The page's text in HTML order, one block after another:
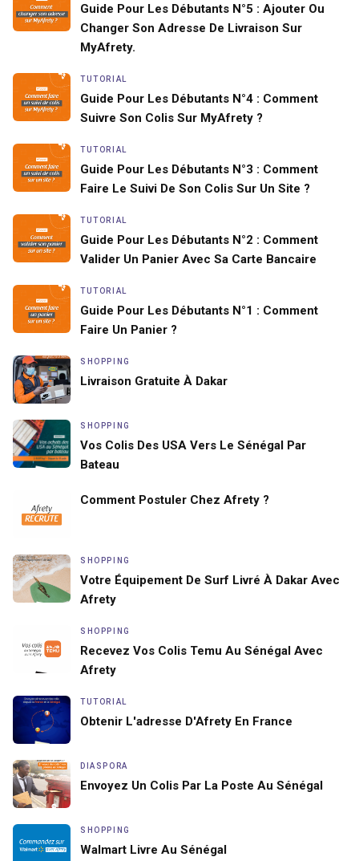
Guide Pour Les Débutants N°5 : Ajouter Ou
Changer Son Adresse De Livraison Sur
MyAfrety.
TUTORIAL
Guide Pour Les Débutants N°4 : Comment
Suivre Son Colis Sur MyAfrety ?
TUTORIAL
Guide Pour Les Débutants N°3 : Comment
Faire Le Suivi De Son Colis Sur Un Site ?
TUTORIAL
Guide Pour Les Débutants N°2 : Comment
Valider Un Panier Avec Sa Carte Bancaire
TUTORIAL
Guide Pour Les Débutants N°1 : Comment
Faire Un Panier ?
SHOPPING
Livraison Gratuite À Dakar
SHOPPING
Vos Colis Des USA Vers Le Sénégal Par
Bateau
Comment Postuler Chez Afrety ?
SHOPPING
Votre Équipement De Surf Livré À Dakar Avec
Afrety
SHOPPING
Recevez Vos Colis Temu Au Sénégal Avec
Afrety
TUTORIAL
Obtenir L'adresse D'Afrety En France
DIASPORA
Envoyez Un Colis Par La Poste Au Sénégal
SHOPPING
Walmart Livre Au Sénégal